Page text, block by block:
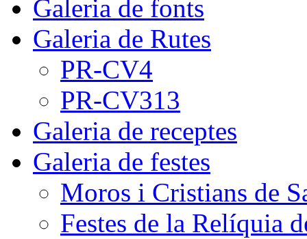
Galeria de fonts
Galeria de Rutes
PR-CV4
PR-CV313
Galeria de receptes
Galeria de festes
Moros i Cristians de
Festes de la Relíquia